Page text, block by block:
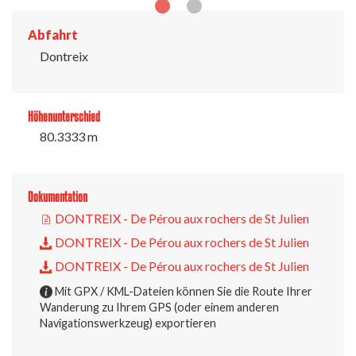
Abfahrt
Dontreix
Höhenunterschied
80.3333 m
Dokumentation
DONTREIX - De Pérou aux rochers de St Julien
DONTREIX - De Pérou aux rochers de St Julien
DONTREIX - De Pérou aux rochers de St Julien
Mit GPX / KML-Dateien können Sie die Route Ihrer
Wanderung zu Ihrem GPS (oder einem anderen
Navigationswerkzeug) exportieren